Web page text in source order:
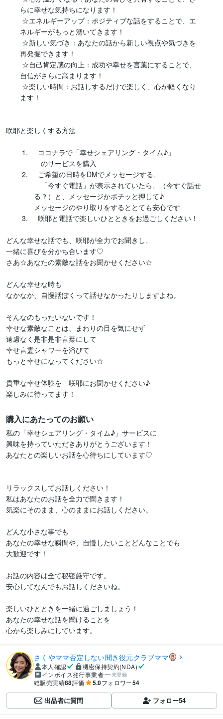
らに幸せな気持ちになります！
ネルギーがもっと湧いてきます！
再発掘できます！
自信がさらに高まります！
ます！
咲耶と楽しくする方法
のサービスを購入
「今すぐ電話」が表示されていたら、（今すぐ話せ
る？）と、メッセージかポチッと押して♪
メッセージのやり取りをするととても安心です
どんな幸せな話でも、咲耶が全力でお聞きし、
一緒に喜びを分かち合います♡
さあ☆あなたの素敵な話をお聞かせください☆
どんな幸せな時も
なかなか、自慢話ぽくって話せなかったりしますよね。
そんなのもったいないです！
幸せな素敵なことは、まわりの目を気にせず
遠慮なく是非是非言葉にして
幸せ言霊シャワーを浴びて
もっと幸せになってください☆
貴重な幸せ体験を　咲耶にお聞かせください♪
楽しみに待ってます！
購入にあたってのお願い
私の「幸せシェアリング・タイム♪」サービスに
興味を持っていただきありがとうございます！
あなたとの楽しいお話を心待ちにしています♡
リラックスしてお話しください！
私はあなたのお話を全力で聞きます！
気楽にそのまま、心のままにお話しください。
どんな小さな事でも
あなたの幸せな瞬間や、自慢したいことどんなことでも
大歓迎です！
お話の内容は全て秘密厳守です。
安心してなんでもお話しくださいね。
楽しいひとときを一緒に過ごしましょう！
あなたの幸せな話を聞けることを
心から楽しみにしています。
さくやママ否定しない聞き役元クラブママ
本人確認
機密保持契約(NDA)
インボイス発行事業者
未登録
総販売実績88評価 5.0フォロワー54
出品者に質問 フォロー54